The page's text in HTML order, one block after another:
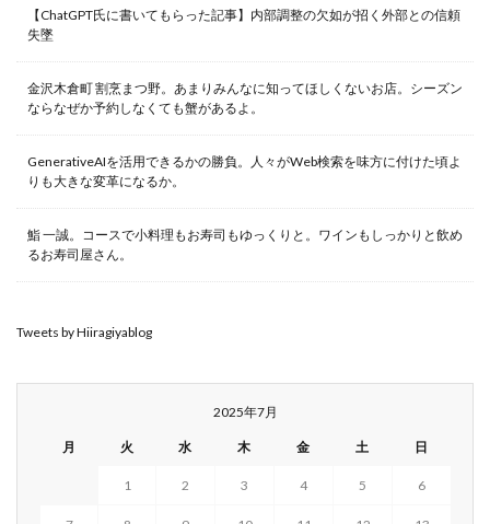
【ChatGPT氏に書いてもらった記事】内部調整の欠如が招く外部との信頼
失墜
金沢木倉町 割烹まつ野。あまりみんなに知ってほしくないお店。シーズン
ならなぜか予約しなくても蟹があるよ。
GenerativeAIを活用できるかの勝負。人々がWeb検索を味方に付けた頃よ
りも大きな変革になるか。
鮨 一誠。コースで小料理もお寿司もゆっくりと。ワインもしっかりと飲め
るお寿司屋さん。
Tweets by Hiiragiyablog
2025年7月
月 火 水 木 金 土 日
1 2 3 4 5 6